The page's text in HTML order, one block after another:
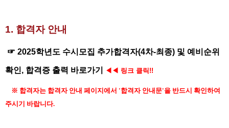
1. 합격자 안내
☞ 2025학년도 수시모집 추가합격자(4차-최종) 및 예비순위
확인, 합격증 출력 바로가기 ◀ ◀ 링크 클릭!!
※ 합격자는 합격자 안내 페이지에서 '합격자 안내문'을 반드시 확인하여
주시기 바랍니다.